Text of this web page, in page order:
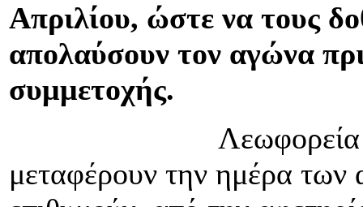
Απριλίου, ώστε να τους
απολαύσουν τον αγώνα
συμμετοχής.
Λεωφορεία του
μεταφέρουν την ημέρα των